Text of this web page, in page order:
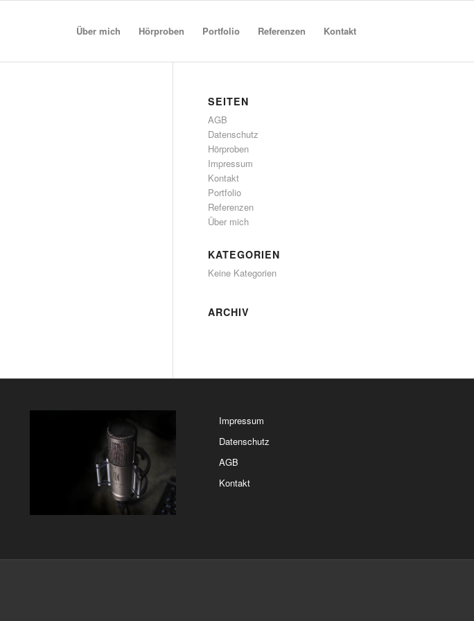
Über mich Hörproben Portfolio Referenzen Kontakt
SEITEN
AGB
Datenschutz
Hörproben
Impressum
Kontakt
Portfolio
Referenzen
Über mich
KATEGORIEN
Keine Kategorien
ARCHIV
Impressum
Datenschutz
AGB
Kontakt